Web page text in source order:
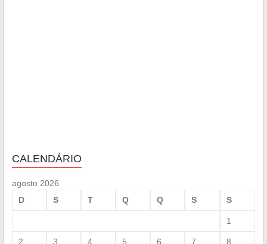
CALENDÁRIO
agosto 2026
D
S T Q Q S S
1
2 3 4 5 6 7 8